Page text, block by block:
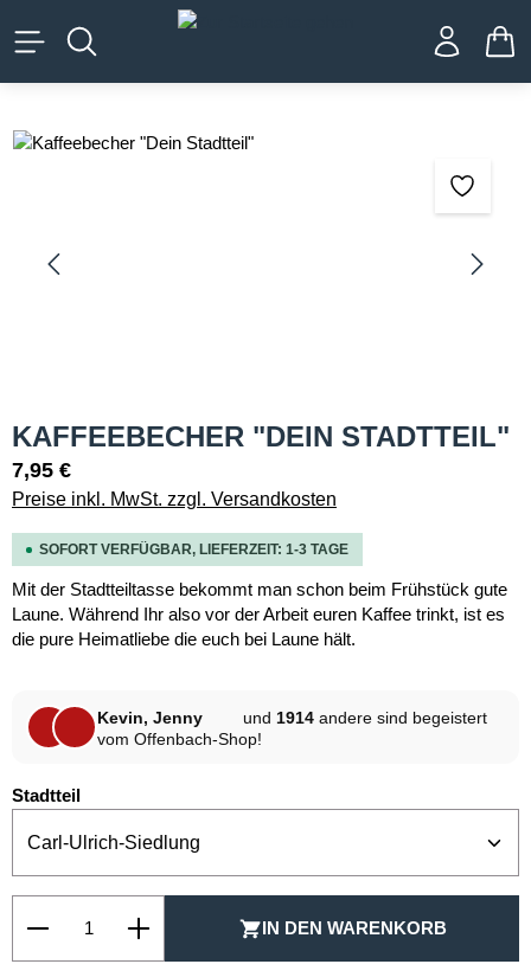
springen
Bildergalerie überspringen
KAFFEEBECHER "DEIN STADTTEIL"
7,95 €
Preise inkl. MwSt. zzgl. Versandkosten
SOFORT VERFÜGBAR, LIEFERZEIT: 1-3 TAGE
Mit der Stadtteiltasse bekommt man schon beim Frühstück gute
Laune. Während Ihr also vor der Arbeit euren Kaffee trinkt, ist es
die pure Heimatliebe die euch bei Laune hält.
Kevin, Jenny und 1914 andere sind begeistert
vom Offenbach-Shop!
Stadtteilauswählen
IN DEN WARENKORB